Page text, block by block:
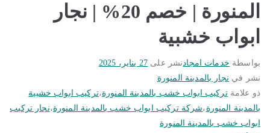
المنورة | خصم 20% | نجار
ابواب خشبية
بواسطة خدمات امجادنشر على 27 يناير، 2025
نشر في نجار بالمدينة المنورة
ذو علامةتركيب ابواب خشب بالمدينة المنورة،تركيب ابواب خشبية
بالمدينة المنورة ،شركة تركيب ابواب خشب بالمدينة المنورة،نجار تركيب
ابواب خشب بالمدينة المنورة